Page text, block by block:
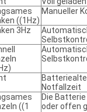
((1Hz)
Manueller
3Hz
Notfallzeit
((1
Die
oder offen